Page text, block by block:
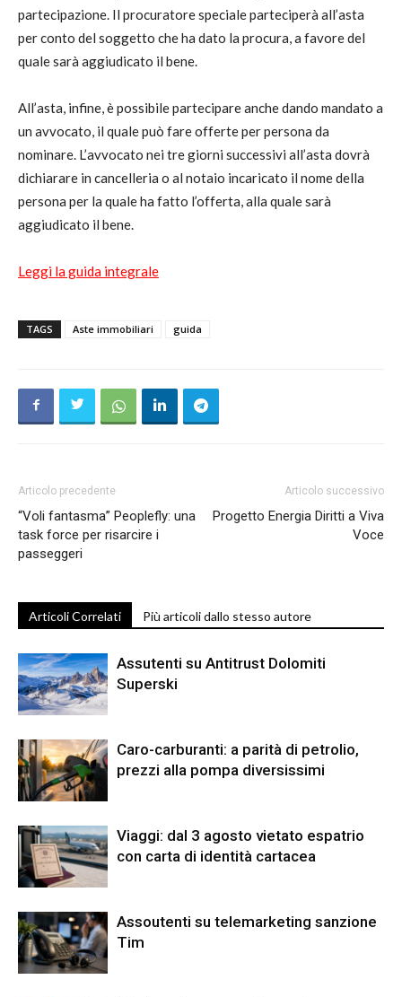
partecipazione. Il procuratore speciale parteciperà all’asta
per conto del soggetto che ha dato la procura, a favore del
quale sarà aggiudicato il bene.
All’asta, infine, è possibile partecipare anche dando mandato a
un avvocato, il quale può fare offerte per persona da
nominare. L’avvocato nei tre giorni successivi all’asta dovrà
dichiarare in cancelleria o al notaio incaricato il nome della
persona per la quale ha fatto l’offerta, alla quale sarà
aggiudicato il bene.
Leggi la guida integrale
TAGS Aste immobiliari guida
Articolo precedente
“Voli fantasma” Peoplefly: una
task force per risarcire i
passeggeri
Articolo successivo
Progetto Energia Diritti a Viva
Voce
Articoli Correlati Più articoli dallo stesso autore
Assutenti su Antitrust Dolomiti
Superski
Caro-carburanti: a parità di petrolio,
prezzi alla pompa diversissimi
Viaggi: dal 3 agosto vietato espatrio
con carta di identità cartacea
Assoutenti su telemarketing sanzione
Tim